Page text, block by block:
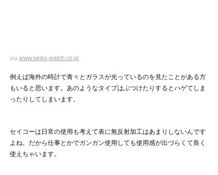
via www.seiko-watch.co.jp
例えば海外の時計で青々とガラスが光っているのを見たことがある方
もいると思います。あのようなタイプはぶつけたりするとハゲてしま
ったりしてしまいます。
セイコーは日常の使用も考えて表に無反射加工はあまりしないんです
よね。だから仕事とかでガンガン使用しても使用感が出づらくて長く
使えちゃいます。